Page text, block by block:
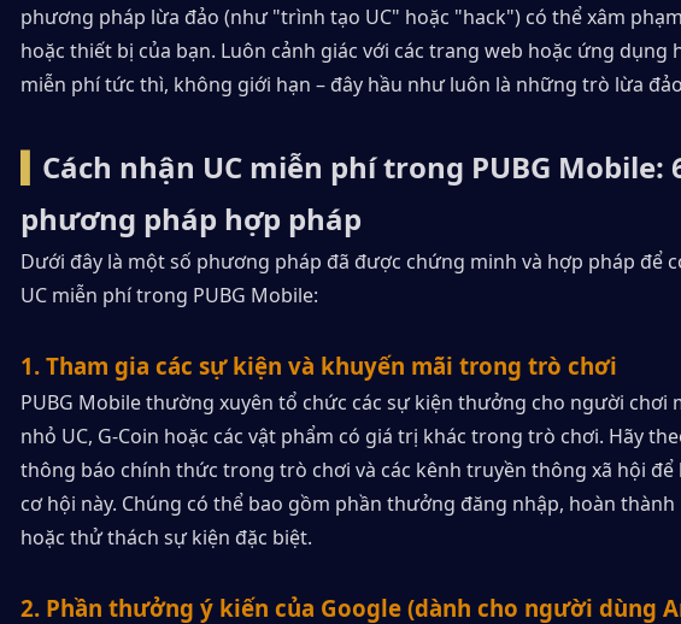
phương pháp lừa đảo (như "trình tạo UC" hoặc "hack") có thể xâm
hoặc thiết bị của bạn. Luôn cảnh giác với các trang web hoặc ứng dụng
miễn phí tức thì, không giới hạn – đây hầu như luôn là những trò lừa
Cách nhận UC miễn phí trong PUBG Mobile:
phương pháp hợp pháp
Dưới đây là một số phương pháp đã được chứng minh và hợp pháp để
UC miễn phí trong PUBG Mobile:
1. Tham gia các sự kiện và khuyến mãi trong trò chơi
PUBG Mobile thường xuyên tổ chức các sự kiện thưởng cho người chơi
nhỏ UC, G-Coin hoặc các vật phẩm có giá trị khác trong trò chơi. Hãy
thông báo chính thức trong trò chơi và các kênh truyền thông xã hội
cơ hội này. Chúng có thể bao gồm phần thưởng đăng nhập, hoàn
hoặc thử thách sự kiện đặc biệt.
2. Phần thưởng ý kiến ​​của Google (dành cho người dùng